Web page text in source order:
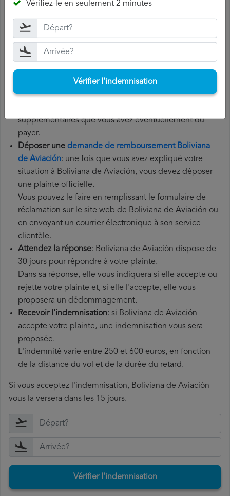
Rassemblez tous les documents
déposer une demande de remboursement Boliviana de
Aviación, vous aurez besoin de votre numéro de vol, de
la date de départ, de l'aéroport d'origine et de
l'aéroport de destination. Il est également recommandé
de conserver tous les documents relatifs au vol, tels que
supplémentaires que vous avez éventuellement dû
payer.
Déposer une demande de remboursement Boliviana
de Aviación: une fois que vous avez expliqué votre
situation à Boliviana de Aviación, vous devez déposer
une plainte officielle.
Vous pouvez le faire en remplissant le formulaire de
réclamation sur le site web de Boliviana de Aviación ou
en envoyant un courrier électronique à son service
clientèle.
Attendez la réponse: Boliviana de Aviación dispose de
30 jours pour répondre à votre plainte.
Dans sa réponse, elle vous indiquera si elle accepte ou
rejette votre plainte et, si elle l'accepte, elle vous
proposera un dédommagement.
Recevoir l'indemnisation: si Boliviana de Aviación
accepte votre plainte, une indemnisation vous sera
proposée.
L'indemnité varie entre 250 et 600 euros, en fonction
de la distance du vol et de la durée du retard.
Si vous acceptez l'indemnisation, Boliviana de Aviación
vous la versera dans les 15 jours.
Vérifier l'indemnisation
Vérifiez-le en seulement 2 minutes
Vérifier l'indemnisation